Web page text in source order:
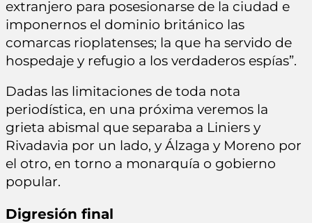
extranjero para posesionarse de la ciudad e
imponernos el dominio británico las
comarcas rioplatenses; la que ha servido de
hospedaje y refugio a los verdaderos espías”.
Dadas las limitaciones de toda nota
periodística, en una próxima veremos la
grieta abismal que separaba a Liniers y
Rivadavia por un lado, y Álzaga y Moreno por
el otro, en torno a monarquía o gobierno
popular.
Digresión final